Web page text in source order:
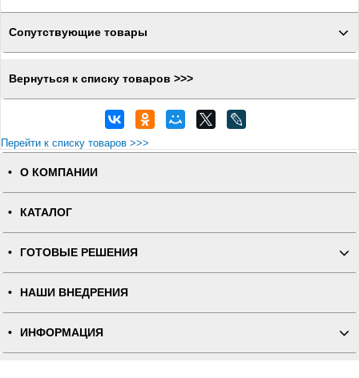
Сопутствующие товары
Вернуться к списку товаров >>>
Перейти к списку товаров >>>
О КОМПАНИИ
КАТАЛОГ
ГОТОВЫЕ РЕШЕНИЯ
НАШИ ВНЕДРЕНИЯ
ИНФОРМАЦИЯ